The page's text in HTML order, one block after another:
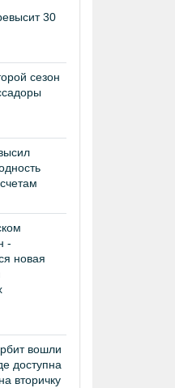
30
сезон
-
новая
вошли
доступна
вторичку